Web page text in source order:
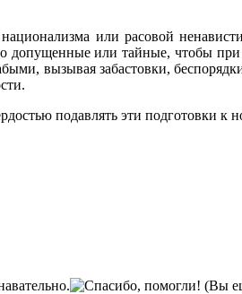
или расовой
допущенные или тайные, что­бы
вызывая забастовки,
подавлять эти подготовки к
(Вы